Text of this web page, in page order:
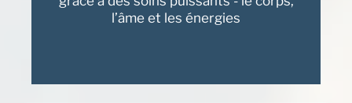
l’âme et les énergies